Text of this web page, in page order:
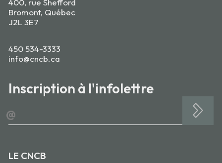
400, rue Shefford
Bromont, Québec
J2L 3E7
450 534-3333
info@cncb.ca
Inscription à l'infolettre
@
LE CNCB